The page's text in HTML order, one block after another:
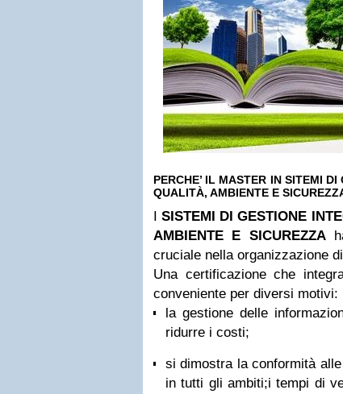
PERCHE’ IL MASTER IN SITEMI
QUALITÀ, AMBIENTE E
ISISTEMI DI GESTIONE
AMBIENTE E SICUREZZA
cruciale nella organizzazione
Una certificazione che
conveniente per diversi motivi:
la gestione delle
ridurre i costi;
si dimostra la conformità
in tutti gli ambiti;i tempi di